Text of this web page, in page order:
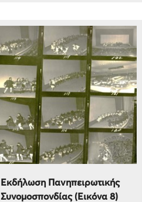
Εκδήλωση Πανηπειρωτικής
Συνομοσπονδίας (Εικόνα 8)